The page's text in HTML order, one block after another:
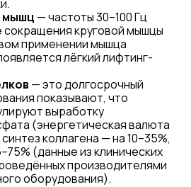
мышц — частоты 30–100 Гц
сокращения круговой мышцы
применении мышца
лёгкий лифтинг-
— это долгосрочный
показывают, что
выработку
(энергетическая валюта
коллагена — на 10–35%,
(данные из клинических
производителями
оборудования).